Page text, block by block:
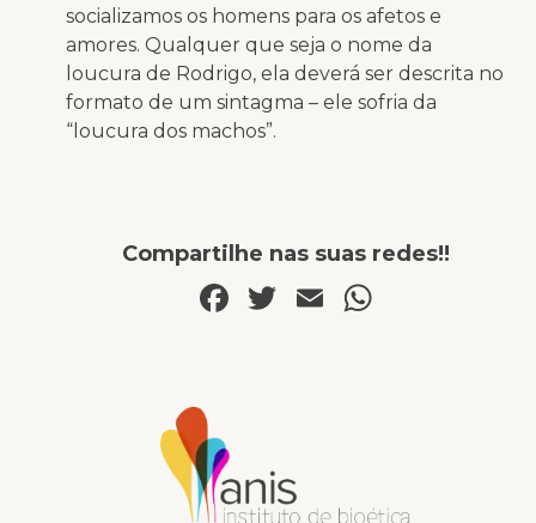
socializamos os homens para os afetos e
amores. Qualquer que seja o nome da
loucura de Rodrigo, ela deverá ser descrita no
formato de um sintagma – ele sofria da
“loucura dos machos”.
Compartilhe nas suas redes!!
Facebook
Twitter
Email